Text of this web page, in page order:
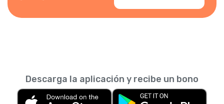
Descarga la aplicación y recibe un bono